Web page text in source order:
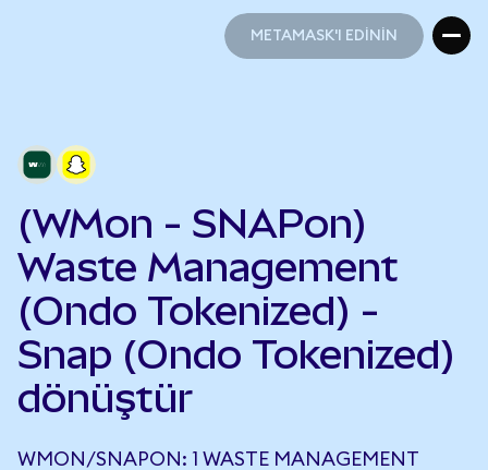
METAMASK'I EDİNİN
(WMon - SNAPon)
Waste Management
(Ondo Tokenized) -
Snap (Ondo Tokenized)
dönüştür
WMON/SNAPON: 1 WASTE MANAGEMENT